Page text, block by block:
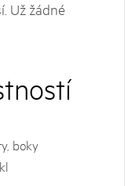
Už žádné
boky